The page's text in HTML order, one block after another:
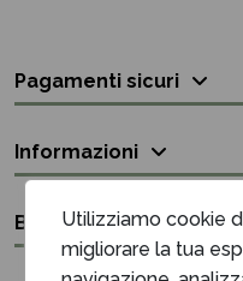
Pagamenti sicuri
Informazioni
Bisogno di aiuto?
Utilizziamo cookie
migliorare la tua